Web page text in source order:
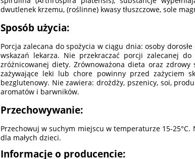
dwutlenek krzemu, (roślinne) kwasy tłuszczowe, sole
Sposób użycia:
Porcja zalecana do spożycia w ciągu dnia: osoby
wskazań lekarza. Nie przekraczać porcji zalecanej
zróżnicowanej diety. Zrównoważona dieta oraz
zażywające leki lub chore powinny przed zażyciem
bezglutenowy. Nie zawiera: drożdży, pszenicy, soi,
aromatów i barwników.
Przechowywanie:
Przechowuj w suchym miejscu w temperaturze 15-
dla małych dzieci.
Informacje o producencie: